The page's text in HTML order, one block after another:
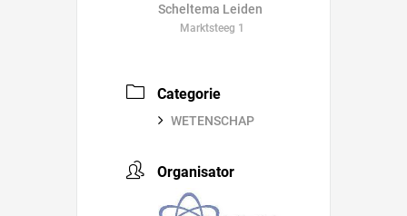
Scheltema Leiden
Marktsteeg 1
Categorie
WETENSCHAP
Organisator